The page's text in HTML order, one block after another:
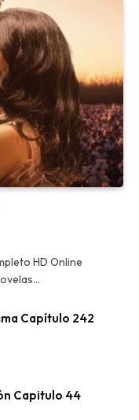
HD Online
Capítulo 242
Capitulo 44